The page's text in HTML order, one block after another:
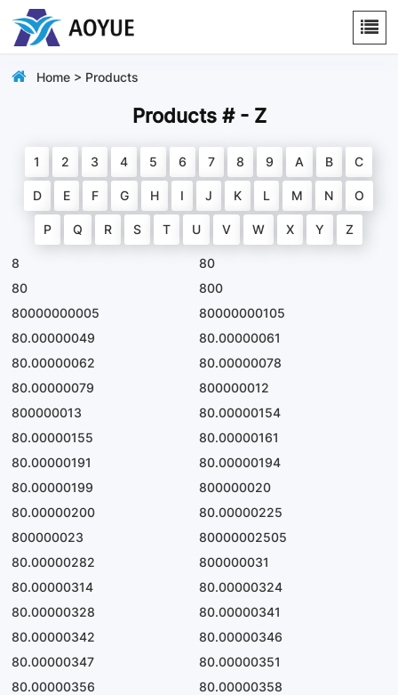
Home > Products
Products # - Z
1 2 3 4 5 6 7 8 9 A B C
D E F G H I J K L M N O
P Q R S T U V W X Y Z
8
80
80
800
80000000005
80000000105
80.00000049
80.00000061
80.00000062
80.00000078
80.00000079
800000012
800000013
80.00000154
80.00000155
80.00000161
80.00000191
80.00000194
80.00000199
800000020
80.00000200
80.00000225
800000023
80000002505
80.00000282
800000031
80.00000314
80.00000324
80.00000328
80.00000341
80.00000342
80.00000346
80.00000347
80.00000351
80.00000356
80.00000358